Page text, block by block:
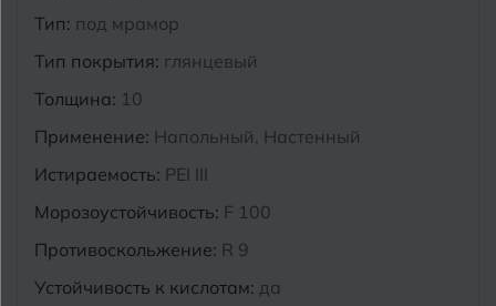
Тип: под мрамор
Тип покрытия: глянцевый
Толщина: 10
Применение: Напольный, Настенный
Истираемость: PEI III
Морозоустойчивость: F 100
Противоскольжение: R 9
Устойчивость к кислотам: да
Магнитогорск
Майкоп
Э Энгельс
Я